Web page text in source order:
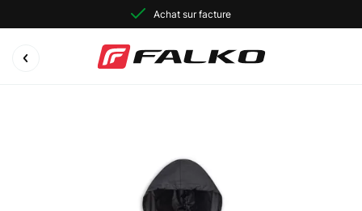
Achat sur facture